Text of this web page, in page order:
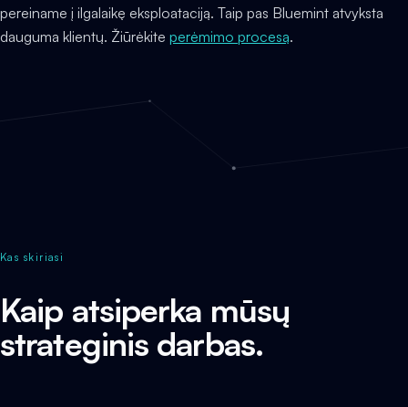
pereiname į ilgalaikę eksploataciją. Taip pas Bluemint atvyksta
dauguma klientų. Žiūrėkite perėmimo procesą.
Kas skiriasi
Kaip atsiperka mūsų
strateginis darbas.